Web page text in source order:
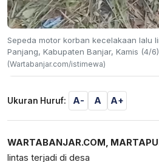
Sepeda motor korban kecelakaan lalu
Panjang, Kabupaten Banjar, Kamis (4/
(Wartabanjar.com/istimewa)
Ukuran Huruf: A- A A+
WARTABANJAR.COM,
lintas terjadi di desa